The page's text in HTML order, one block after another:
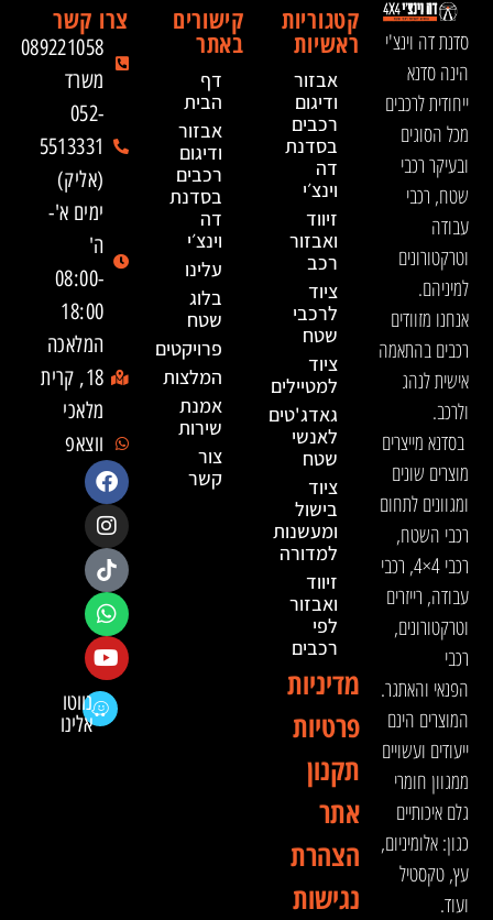
סדנת דה וינצ'י
הינה סדנא
ייחודית לרכבים
מכל הסוגים
ובעיקר רכבי
שטח, רכבי
עבודה
וטרקטורונים
למיניהם.
אנחנו מזוודים
רכבים בהתאמה
אישית לנהג
ולרכב.
בסדנא מייצרים
מוצרים שונים
ומגוונים לתחום
רכבי השטח,
רכבי 4×4, רכבי
עבודה, רייזרים
וטרקטורונים,
רכבי
הפנאי והאתגר.
המוצרים הינם
ייעודים ועשויים
ממגוון חומרי
גלם איכותיים
כגון: אלומיניום,
עץ, טקסטיל
ועוד.
קטגוריות
ראשיות
אבזור
ודיגום
רכבים
בסדנת
דה
וינצ׳י
זיווד
ואבזור
רכב
ציוד
לרכבי
שטח
ציוד
למטיילים
גאדג'טים
לאנשי
שטח
ציוד
בישול
ומעשנות
למדורה
זיווד
ואבזור
לפי
רכבים
מדיניות
פרטיות
תקנון
אתר
הצהרת
נגישות
קישורים
באתר
דף
הבית
אבזור
ודיגום
רכבים
בסדנת
דה
וינצ׳י
עלינו
בלוג
שטח
פרויקטים
המלצות
אמנת
שירות
צור
קשר
צרו קשר
089221058
משרד
052-
5513331
(אליק)
ימים א'-
ה'
08:00-
18:00
המלאכה
18, קרית
מלאכי
ווצאפ
נווטו
אלינו